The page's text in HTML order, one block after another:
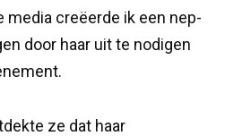
media creëerde ik een nep-
door haar uit te nodigen
ze dat haar